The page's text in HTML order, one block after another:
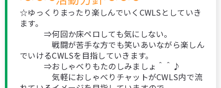
☆ゆっくりまったり楽しんでいくCWLSとしていき
ます。
⇒何回か床ペロしても気にしない。
戦闘が苦手な方でも笑いあいながら楽しん
でいけるCWLSを目指していきます。
⇒おしゃべりもたのしみましょ＾＾♪
気軽におしゃべりチャットがCWLS内で流